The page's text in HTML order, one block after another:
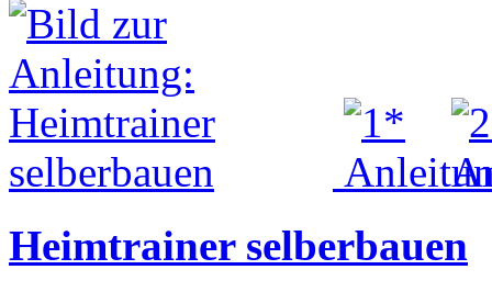
Heimtrainer selberbauen